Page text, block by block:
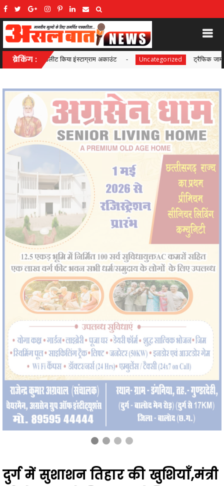
ब्रेकिंग : Uncategorized ट्रैफिक जाम से मिलेगी राहत! चंदनीडीह से पुराने धमतरी
दुर्ग में सुशाशन तिहार की खुशियाँ,मंत्री